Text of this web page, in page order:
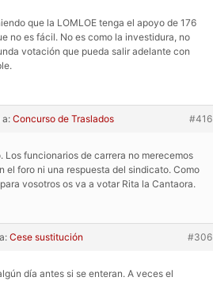
que la LOMLOE tenga el apoyo de 176
no es fácil. No es como la investidura, no
votación que pueda salir adelante con
a: Concurso de Traslados #416
Los funcionarios de carrera no merecemos
el foro ni una respuesta del sindicato. Como
vosotros os va a votar Rita la Cantaora.
Cese sustitución #306
día antes si se enteran. A veces el